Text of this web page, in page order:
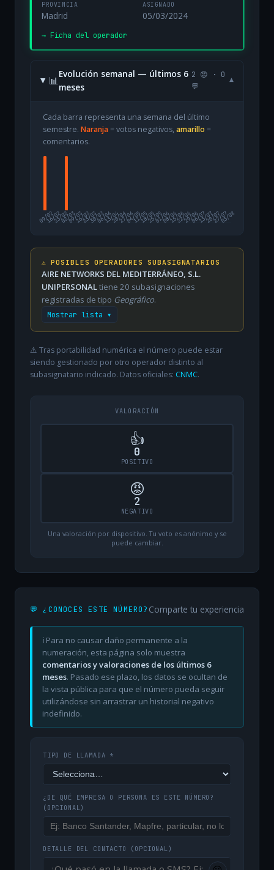
PROVINCIA
Madrid
ASIGNADO
05/03/2024
→ Ficha del operador
📊
Evolución semanal — últimos 6
meses
2 😡 · 0
💬
▾
Cada barra representa una semana del último
semestre. Naranja= votos negativos, amarillo =
comentarios.
09/02
16/0223/0202/0309/0316/0323/0330/0306/0413/0420/0427/0404/0511/0518/0525/0501/0608/0615/0622/0629/0606/0713/0720/0727/07
03/08
⚠️ POSIBLES OPERADORES SUBASIGNATARIOS
AIRE NETWORKS DEL MEDITERRÁNEO, S.L.
UNIPERSONALtiene 20 subasignaciones
registradas de tipo Geográfico.
Mostrar lista ▾
⚠️ Tras portabilidad numérica el número puede estar
siendo gestionado por otro operador distinto al
subasignatario indicado. Datos oficiales: CNMC.
VALORACIÓN
👍
0
POSITIVO
😡
2
NEGATIVO
Una valoración por dispositivo. Tu voto es anónimo y se
puede cambiar.
💬 ¿CONOCES ESTE NÚMERO? Comparte tu experiencia
ℹ️ Para no causar daño permanente a la
numeración, esta página solo muestra
comentarios y valoraciones de los últimos 6
meses. Pasado ese plazo, los datos se ocultan de
la vista pública para que el número pueda seguir
utilizándose sin arrastrar un historial negativo
indefinido.
TIPO DE LLAMADA *
¿DE QUÉ EMPRESA O PERSONA ES ESTE NÚMERO?
(OPCIONAL)
DETALLE DEL CONTACTO (OPCIONAL)